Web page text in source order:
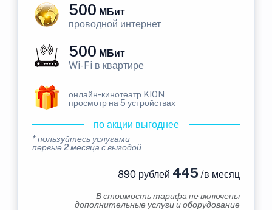
500 МБит
проводной интернет
500 МБит
Wi-Fi в квартире
онлайн-кинотеатр KION
просмотр на 5 устройствах
по акции выгоднее
* пользуйтесь услугами
первые 2 месяца с выгодой
890 рублей445 /в месяц
В стоимость тарифа не включены
дополнительные услуги и оборудование